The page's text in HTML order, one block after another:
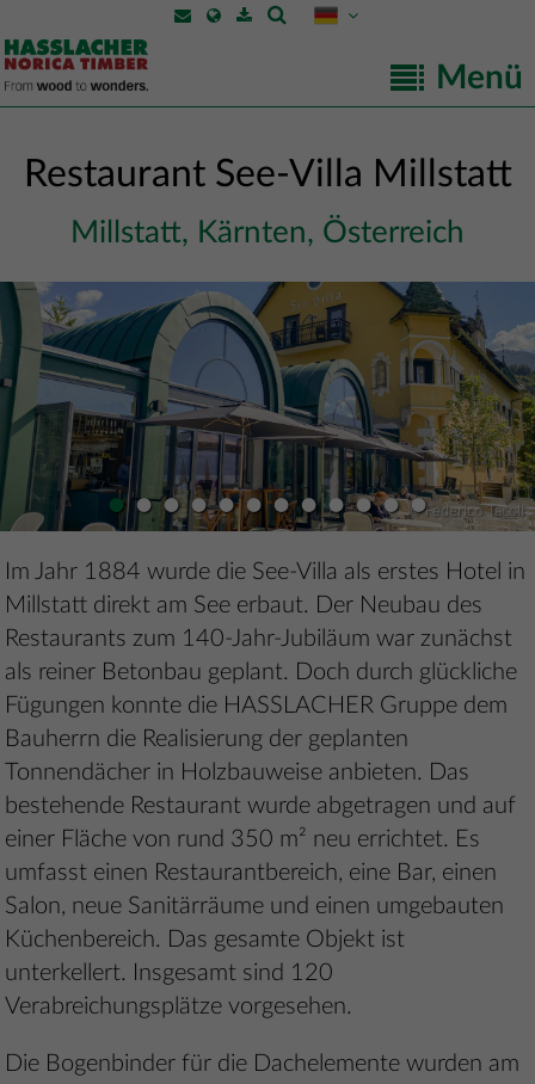
Menü
Restaurant See-Villa Millstatt
Millstatt, Kärnten, Österreich
••••••••••••
© Federico Tacoli
Im Jahr 1884 wurde die See-Villa als erstes Hotel in
Millstatt direkt am See erbaut. Der Neubau des
Restaurants zum 140-Jahr-Jubiläum war zunächst
als reiner Betonbau geplant. Doch durch glückliche
Fügungen konnte die HASSLACHER Gruppe dem
Bauherrn die Realisierung der geplanten
Tonnendächer in Holzbauweise anbieten. Das
bestehende Restaurant wurde abgetragen und auf
einer Fläche von rund 350 m² neu errichtet. Es
umfasst einen Restaurantbereich, eine Bar, einen
Salon, neue Sanitärräume und einen umgebauten
Küchenbereich. Das gesamte Objekt ist
unterkellert. Insgesamt sind 120
Verabreichungsplätze vorgesehen.
Die Bogenbinder für die Dachelemente wurden am